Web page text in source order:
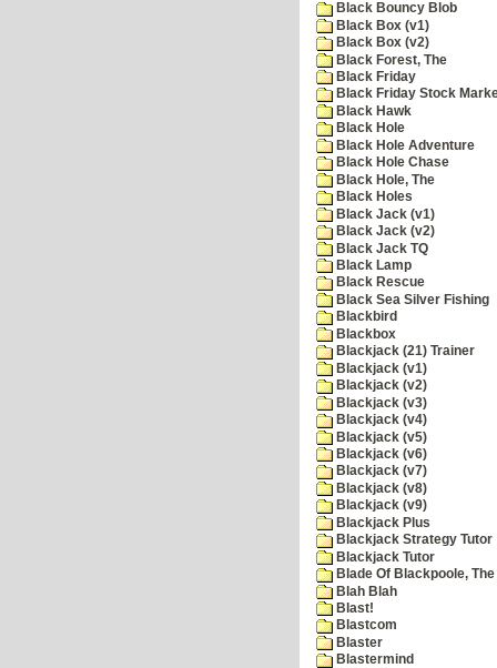
Black Bouncy Blob
Black Box (v1)
Black Box (v2)
Black Forest, The
Black Friday
Black Friday Stock
Black Hawk
Black Hole
Black Hole Adventure
Black Hole Chase
Black Hole, The
Black Holes
Black Jack (v1)
Black Jack (v2)
Black Jack TQ
Black Lamp
Black Rescue
Black Sea Silver Fishing
Blackbird
Blackbox
Blackjack (21) Trainer
Blackjack (v1)
Blackjack (v2)
Blackjack (v3)
Blackjack (v4)
Blackjack (v5)
Blackjack (v6)
Blackjack (v7)
Blackjack (v8)
Blackjack (v9)
Blackjack Plus
Blackjack Strategy Tutor
Blackjack Tutor
Blade Of Blackpoole, The
Blah Blah
Blast!
Blastcom
Blaster
Blastermind